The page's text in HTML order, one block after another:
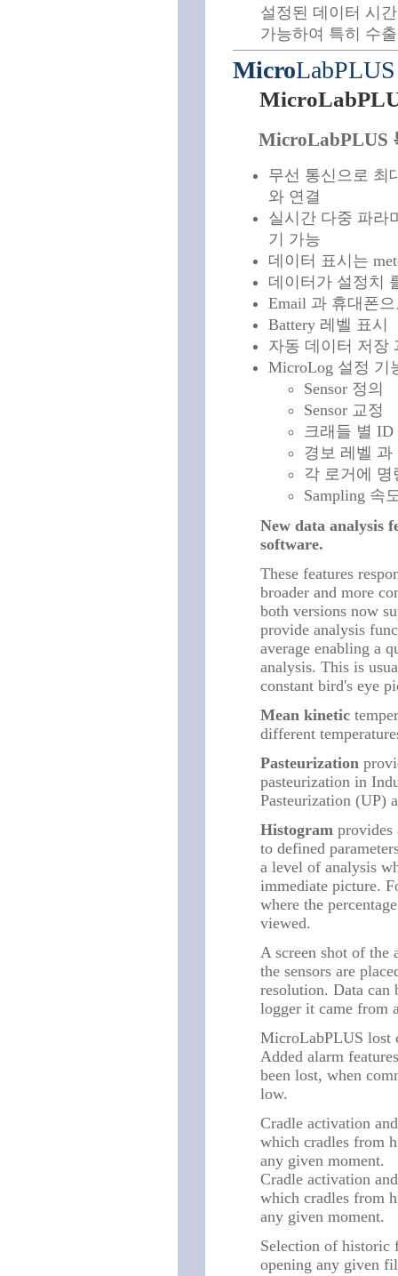
설정된 데이터 시
가능하여 특히 수
MicroLabPLUS
MicroLabPLUS
무선 통신으로 최
와 연결
실시간 다중 파라
기 가능
데이터 표시는
데이터가 설정치
Email 과 휴대폰
Battery 레벨 표시
자동 데이터 저장
MicroLog 설정 기
Sensor 정의
Sensor 교정
크래들 별 ID
경보 레벨 과
각 로거에 명
Sampling 속
New data analysis
software.
These features
broader and more
both versions now
provide analysis
average enabling a
analysis. This is
constant bird's eye
Mean kinetic
different
Pasteurization
pasteurization in
Pasteurization (UP)
Histogram provides
to defined
a level of analysis
immediate picture.
where the
viewed.
A screen shot of
the sensors are
resolution. Data
logger it came from
MicroLabPLUS lost
Added alarm
been lost, when
low.
Cradle activation
which cradles from
any given moment.
Cradle activation
which cradles from
any given moment.
Selection of historic
opening any given